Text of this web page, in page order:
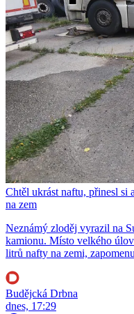
Chtěl ukrást naftu, přinesl si
na zem
Neznámý zloděj vyrazil na
kamionu. Místo velkého
litrů nafty na zemi,
Budějcká Drbna
dnes, 17:29